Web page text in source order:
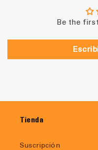
Be the
Tienda
Suscripción